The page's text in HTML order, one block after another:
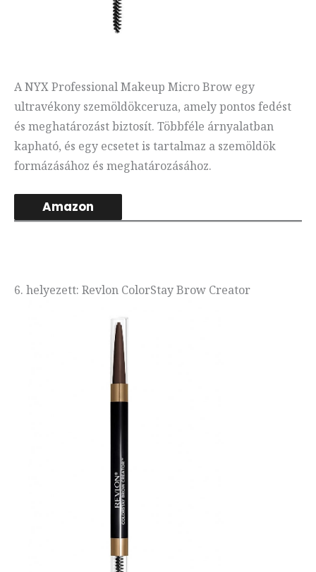
A NYX Professional Makeup Micro Brow egy
ultravékony szemöldökceruza, amely pontos fedést
és meghatározást biztosít. Többféle árnyalatban
kapható, és egy ecsetet is tartalmaz a szemöldök
formázásához és meghatározásához.
Amazon
6. helyezett: Revlon ColorStay Brow Creator